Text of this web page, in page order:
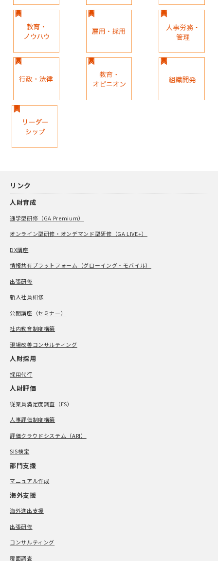
リンク
人財育成
通学型研修（GA Premium）
オンライン型研修・オンデマンド型研修（GA LIVE+）
DX講座
情報共有プラットフォーム（グローイング・モバイル）
出張研修
新入社員研修
公開講座（セミナー）
社内教育制度構築
現場改善コンサルティング
人財採用
採用代行
人財評価
従業員満足度調査（ES）
人事評価制度構築
評価クラウドシステム（ARI）
SIS検定
部門支援
マニュアル作成
海外支援
海外進出支援
出張研修
コンサルティング
覆面調査